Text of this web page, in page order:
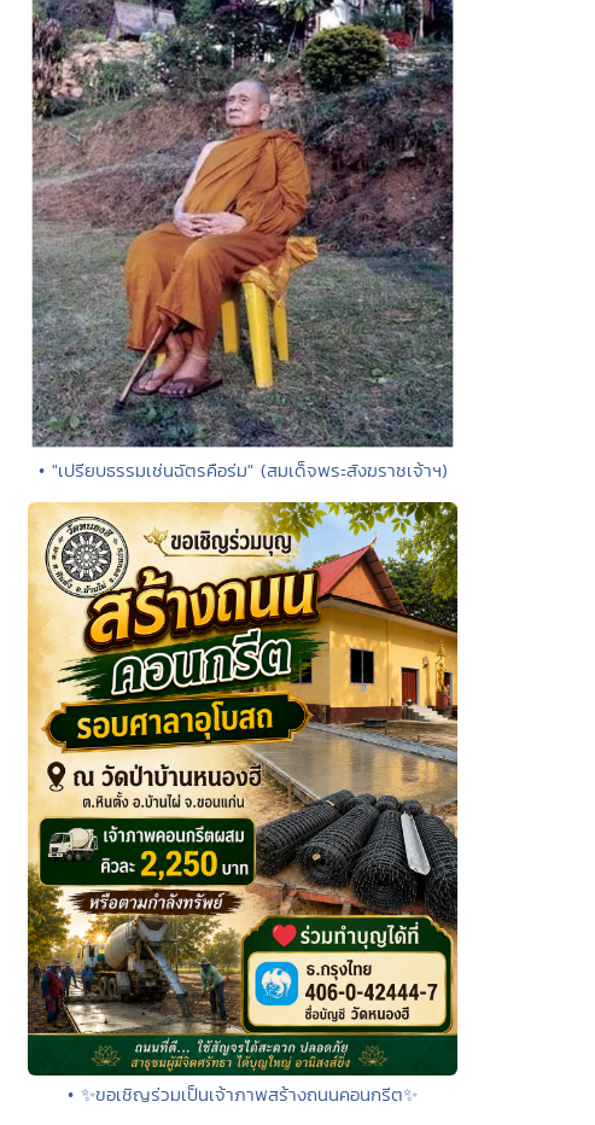
• "เปรียบธรรมเช่นฉัตรคือร่ม" (สมเด็จพระสังฆราชเจ้าฯ)
• ✨ขอเชิญร่วมเป็นเจ้าภาพสร้างถนนคอนกรีต✨